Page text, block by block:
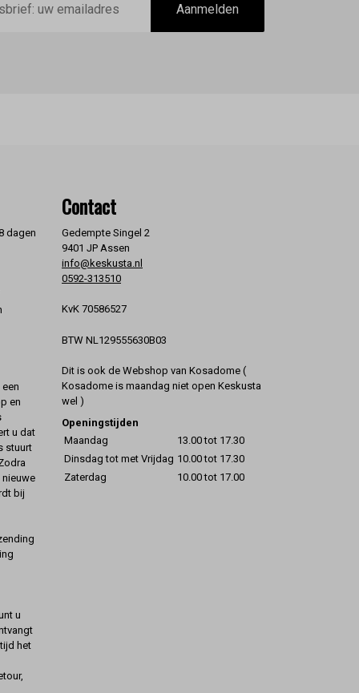
Aanmelden
dagen
en
u dat
stuurt
nieuwe
bij
u
het
Contact
Gedempte Singel 2
9401 JP Assen
info@keskusta.nl
0592-313510
KvK 70586527
BTW NL129555630B03
Dit is ook de Webshop van Kosadome (
Kosadome is maandag niet open Keskusta
wel )
Openingstijden
Maandag
13.00 tot 17.30
Dinsdag tot met Vrijdag 10.00 tot 17.30
Zaterdag
10.00 tot 17.00